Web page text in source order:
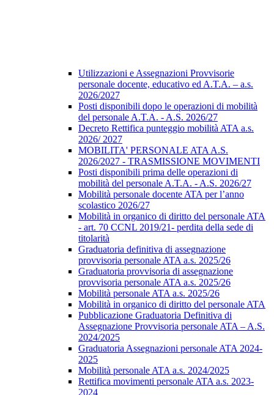
Utilizzazioni e Assegnazioni Provvisorie
personale docente, educativo ed A.T.A. – a.s.
2026/2027
Posti disponibili dopo le operazioni di mobilità
del personale A.T.A. - A.S. 2026/27
Decreto Rettifica punteggio mobilità ATA a.s.
2026/ 2027
MOBILITA' PERSONALE ATA A.S.
2026/2027 - TRASMISSIONE MOVIMENTI
Posti disponibili prima delle operazioni di
mobilità del personale A.T.A. - A.S. 2026/27
Mobilità personale docente ATA per l’anno
scolastico 2026/27
Mobilità in organico di diritto del personale ATA
- art. 70 CCNL 2019/21- perdita della sede di
titolarità
Graduatoria definitiva di assegnazione
provvisoria personale ATA a.s. 2025/26
Graduatoria provvisoria di assegnazione
provvisoria personale ATA a.s. 2025/26
Mobilità personale ATA a.s. 2025/26
Mobilità in organico di diritto del personale ATA
Pubblicazione Graduatoria Definitiva di
Assegnazione Provvisoria personale ATA – A.S.
2024/2025
Graduatoria Assegnazioni personale ATA 2024-
2025
Mobilità personale ATA a.s. 2024/2025
Rettifica movimenti personale ATA a.s. 2023-
2024